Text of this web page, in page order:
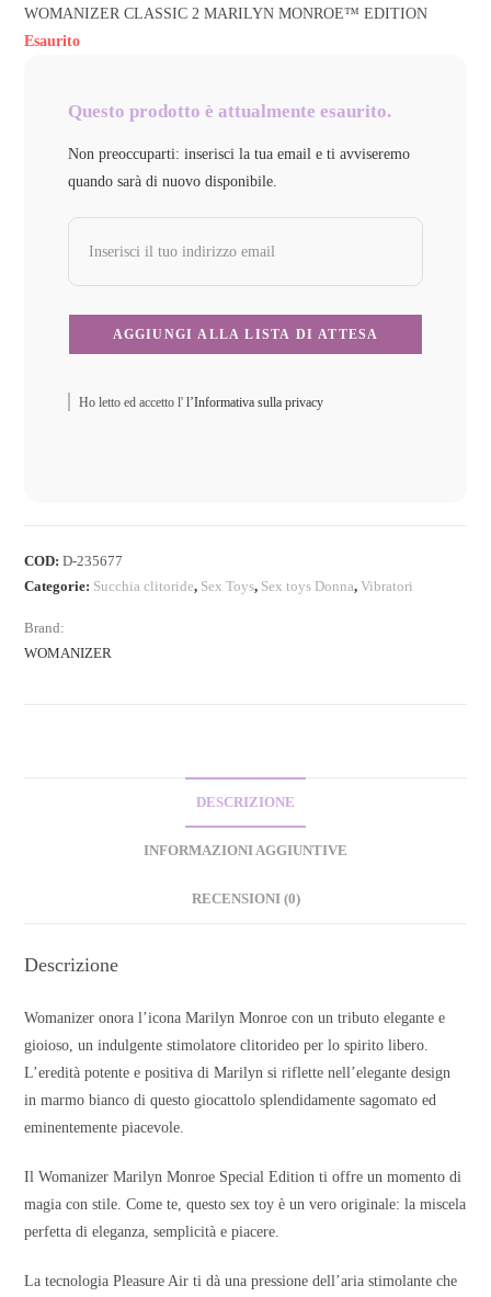
WOMANIZER CLASSIC 2 MARILYN MONROE™ EDITION
Esaurito
Questo prodotto è attualmente esaurito.
Non preoccuparti: inserisci la tua email e ti avviseremo
quando sarà di nuovo disponibile.
Ho letto ed accetto l' l’Informativa sulla privacy
COD:D-235677
Categorie: Succhia clitoride, Sex Toys, Sex toys Donna,Vibratori
Brand:
WOMANIZER
DESCRIZIONE
INFORMAZIONI AGGIUNTIVE
RECENSIONI (0)
Descrizione
Womanizer onora l’icona Marilyn Monroe con un tributo elegante e
gioioso, un indulgente stimolatore clitorideo per lo spirito libero.
L’eredità potente e positiva di Marilyn si riflette nell’elegante design
in marmo bianco di questo giocattolo splendidamente sagomato ed
eminentemente piacevole.
Il Womanizer Marilyn Monroe Special Edition ti offre un momento di
magia con stile. Come te, questo sex toy è un vero originale: la miscela
perfetta di eleganza, semplicità e piacere.
La tecnologia Pleasure Air ti dà una pressione dell’aria stimolante che